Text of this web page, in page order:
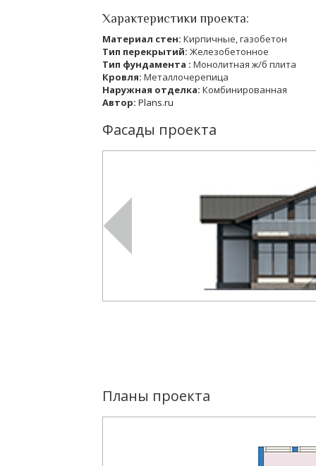
Характеристики проекта:
Материал стен: Кирпичные, газобетон
Тип перекрытий: Железобетонное
Тип фундамента : Монолитная ж/б плита
Кровля: Металлочерепица
Наружная отделка: Комбинированная
Автор: Plans.ru
Фасады проекта
Планы проекта